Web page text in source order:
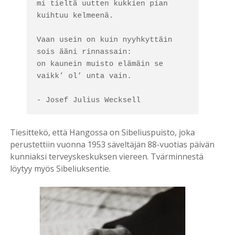
mi tieltä uutten kukkien pian
kuihtuu kelmeenä.
Vaan usein on kuin nyyhkyttäin
sois ääni rinnassain:
on kaunein muisto elämäin se
vaikk’ ol’ unta vain.
- Josef Julius Wecksell
Tiesittekö, että Hangossa on Sibeliuspuisto, joka
perustettiin vuonna 1953 säveltäjän 88-vuotias päivän
kunniaksi terveyskeskuksen viereen. Tvärminnestä
löytyy myös Sibeliuksentie.